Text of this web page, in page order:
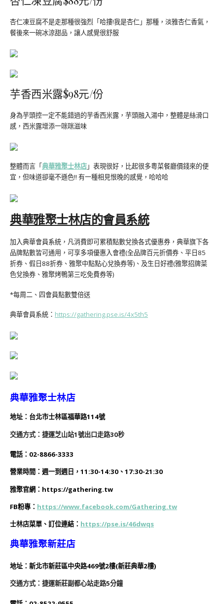
杏仁凍豆腐不是走那種很強烈「哈摟!我是杏仁」那種，淡雅杏仁香氣，
餐後來一碗冰涼甜品，讓人感覺很舒服
芋香西米露$98元/份
身為芋頭控一定不能錯過的芋香西米露，芋頭融入湯中，整體是絲滑口
感，西米露增添一咪咪滋味
整體而言「典華雅聚士林店」表現很好，比起很多粵菜餐廳價錢來的便
宜，但味道卻毫不遜色!! 有一種相見恨晚的感覺，哈哈哈
典華雅聚士林店的會員系統
加入典華會員系統，凡消費即可累積點數兌換各式優惠券，典華旗下各
品牌點數皆可通用，可享多項優惠入會禮(全品牌百元折價券、平日85
折券、假日88折券、雅聚中點點心兌換券等)、及生日好禮(雅聚招牌菜
色兌換券、雅聚烤鴨第三吃免費券等)
*每周二、四會員點數雙倍送
典華會員系統： https://gathering.pse.is/4x5th5
典華雅聚士林店
地址：台北市士林區福華路114號
交通方式：捷運芝山站1號出口走路30秒
電話：02-8866-3333
營業時間： 週一到週日，11:30-14:30、17:30-21:30
雅聚官網：https://gathering.tw
FB粉專： https://www.facebook.com/Gathering.tw
士林店菜單、訂位連結： https://pse.is/46dwqs
典華雅聚新莊店
地址：新北市新莊區中央路469號2樓(新莊典華2樓)
交通方式：捷運新莊副都心站走路5分鐘